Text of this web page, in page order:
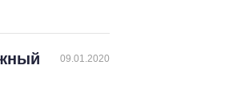
09.01.2020